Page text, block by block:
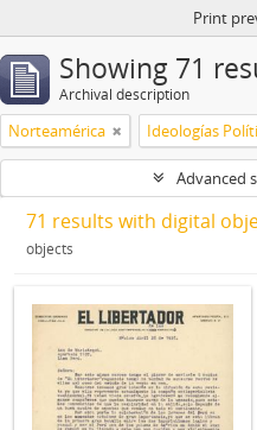
Print
Showing 71
Archival description
Norteamérica Ideologías
Advanced
71 results with digital
objects